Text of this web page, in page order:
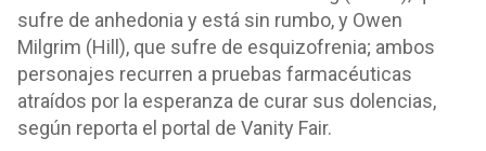
sufre de anhedonia y está sin rumbo, y Owen
Milgrim (Hill), que sufre de esquizofrenia; ambos
personajes recurren a pruebas farmacéuticas
atraídos por la esperanza de curar sus dolencias,
según reporta el portal de Vanity Fair.